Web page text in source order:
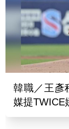
韓職／王彥
媒提TWICE